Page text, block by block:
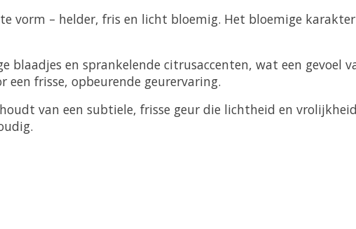
vorm – helder, fris en licht bloemig. Het bloemige
blaadjes en sprankelende citrusaccenten, wat een gevoel
frisse, opbeurende geurervaring.
van een subtiele, frisse geur die lichtheid en